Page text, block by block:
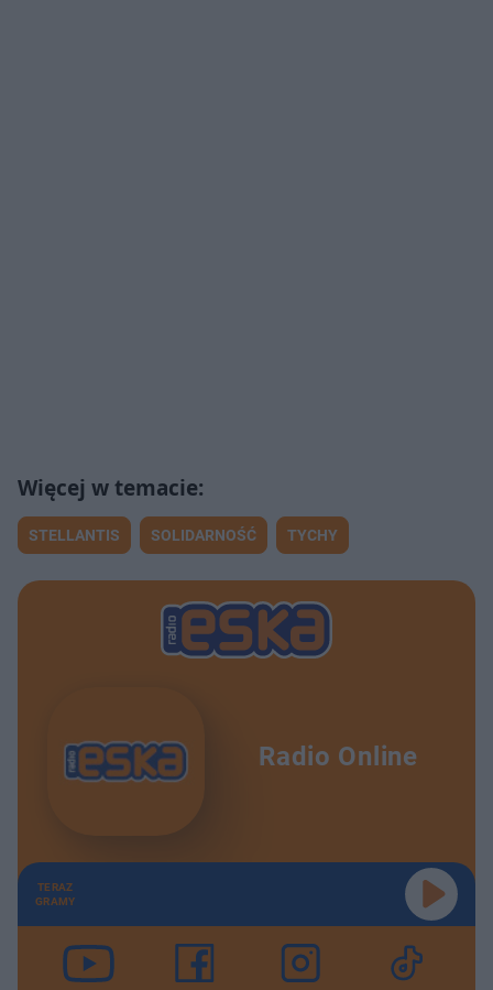
STELLANTIS SOLIDARNOŚĆ TYCHY
Radio Online
TERAZ
GRAMY